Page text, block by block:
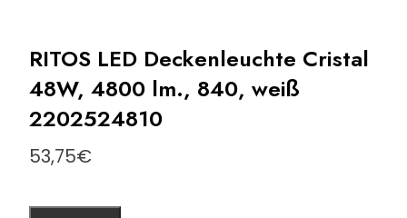
RITOS LED Deckenleuchte Cristal
48W, 4800 lm., 840, weiß
2202524810
53,75€